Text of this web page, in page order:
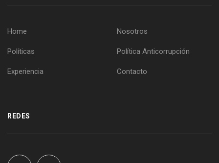
Home Nosotros
Políticas Política Anticorrupción
Experiencia Contacto
REDES